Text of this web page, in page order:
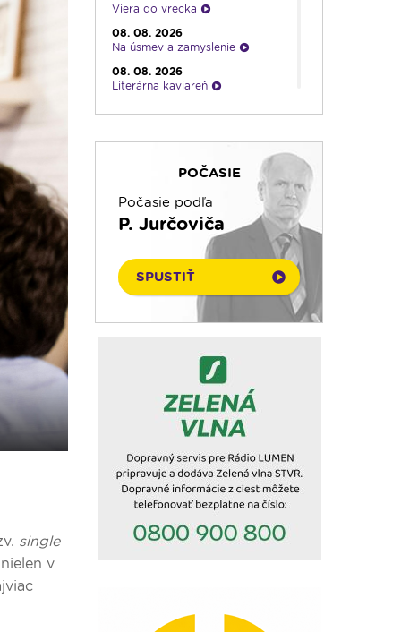
single
v
Viera do vrecka
08. 08. 2026
Na úsmev a zamyslenie
08. 08. 2026
Literárna kaviareň
Ruženec pre Slovensko
Rádio Vatikán - SK
08. 08. 2026
Emauzy - sv. omša 18:00
08. 08. 2026
Kláštory a rehoľný život
POČASIE
Počasie podľa
P. Jurčoviča
SPUSTIŤ